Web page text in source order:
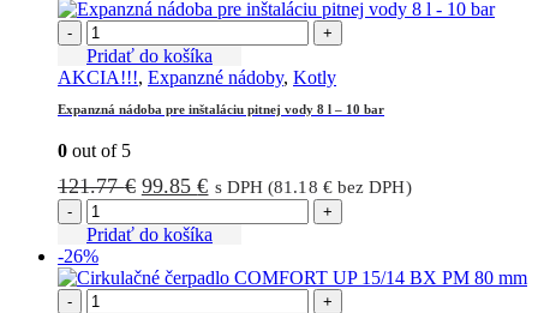
- +
Pridať do košíka
AKCIA!!!, Expanzné nádoby, Kotly
Expanzná nádoba pre inštaláciu pitnej vody 8 l – 10 bar
0 out of 5
121.77€ Pôvodná
bola:
99.85€Aktuálna
je:
s DPH (81.18 €bez DPH)
- +
Pridať do košíka
-26%
- +